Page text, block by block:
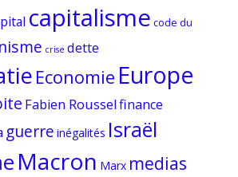
capitalisme code du
crise dette
Economie Europe
Fabien Rousselfinance
guerre inégalités Israël
Macron Marx medias